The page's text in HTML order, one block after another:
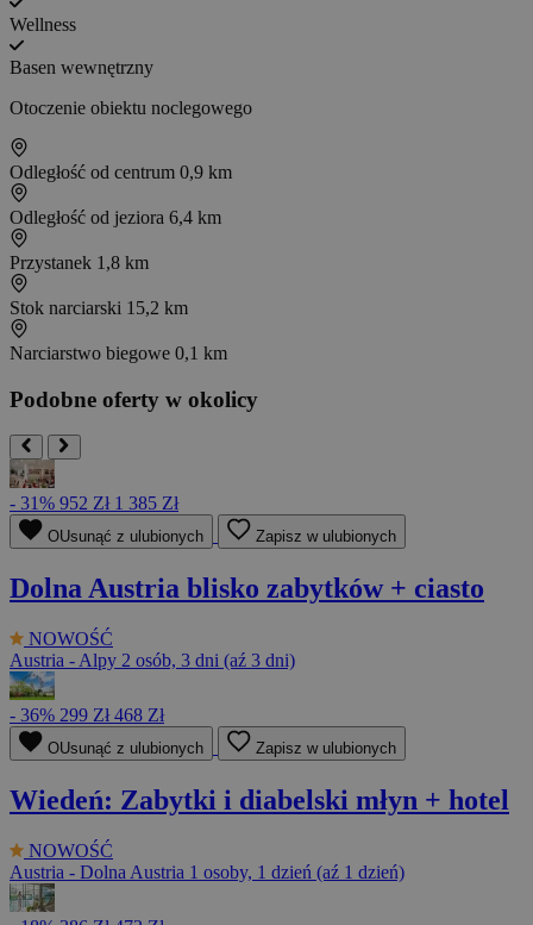
Wellness
Basen wewnętrzny
Otoczenie obiektu noclegowego
Odległość od centrum 0,9 km
Odległość od jeziora 6,4 km
Przystanek 1,8 km
Stok narciarski 15,2 km
Narciarstwo biegowe 0,1 km
Podobne oferty w okolicy
- 31% 952 Zł 1 385 Zł
OUsunąć z ulubionych Zapisz w ulubionych
Dolna Austria blisko zabytków + ciasto
NOWOŚĆ
Austria - Alpy 2 osób, 3 dni (aź 3 dni)
- 36% 299 Zł468 Zł
OUsunąć z ulubionych Zapisz w ulubionych
Wiedeń: Zabytki i diabelski młyn + hotel
NOWOŚĆ
Austria - Dolna Austria 1 osoby, 1 dzień (aź 1 dzień)